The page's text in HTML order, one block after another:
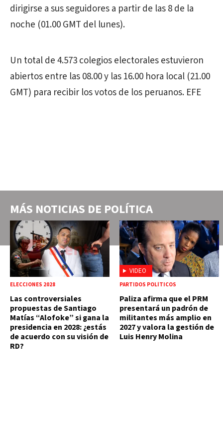
dirigirse a sus seguidores a partir de las 8 de la
noche (01.00 GMT del lunes).
Un total de 4.573 colegios electorales estuvieron
abiertos entre las 08.00 y las 16.00 hora local (21.00
GMT) para recibir los votos de los peruanos. EFE
MÁS NOTICIAS DE POLÍTICA
ELECCIONES 2028
Las controversiales
propuestas de Santiago
Matías “Alofoke” si gana la
presidencia en 2028: ¿estás
de acuerdo con su visión de
RD?
VIDEO
PARTIDOS POLÍTICOS
Paliza afirma que el PRM
presentará un padrón de
militantes más amplio en
2027 y valora la gestión de
Luis Henry Molina